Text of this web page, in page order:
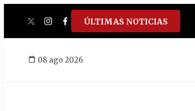
twitterinstagram
facebook
tiktokyoutube
spotify
ÚLTIMAS NOTICIAS
08 ago 2026